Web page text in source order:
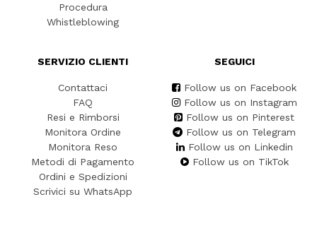
Procedura
Whistleblowing
SERVIZIO CLIENTI
Contattaci
FAQ
Resi e Rimborsi
Monitora Ordine
Monitora Reso
Metodi di Pagamento
Ordini e Spedizioni
Scrivici su WhatsApp
SEGUICI
Follow us on Facebook
Follow us on Instagram
Follow us on Pinterest
Follow us on Telegram
Follow us on Linkedin
Follow us on TikTok